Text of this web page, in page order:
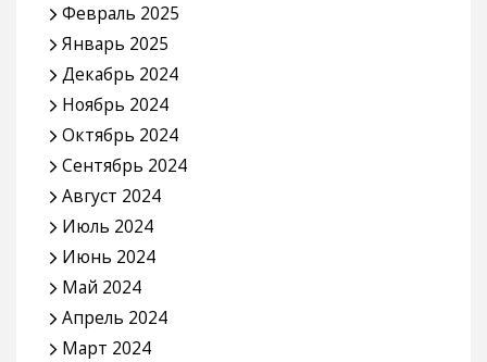
Февраль 2025
Январь 2025
Декабрь 2024
Ноябрь 2024
Октябрь 2024
Сентябрь 2024
Август 2024
Июль 2024
Июнь 2024
Май 2024
Апрель 2024
Март 2024